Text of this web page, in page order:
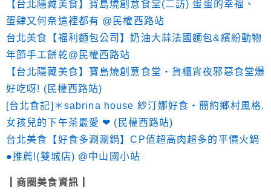
【台北隱藏美食】寶島燒創意食堂(二訪) 蛋蛋的幸福、
蛋肆又何奈這裡都有 @民權西路站
台北美食【福利麵包公司】奶油大蒜法國麵包&繽紛動物
年節手工餅乾@民權西路站
【台北隱藏美食】寶島燒創意食堂‧貨櫃宵夜邪惡食堂爆
好吃呀! (民權西路站)
[台北食記]＊sabrina house 紗汀娜好食‧簡約鄉村風格.
女孩兒的下午茶最愛 ❤ (民權西路站)
台北美食【好食多涮涮鍋】CP值超高肉超多的平價火鍋
●推薦!(雙城店) @中山國小站
┃商圈美食資訊┃